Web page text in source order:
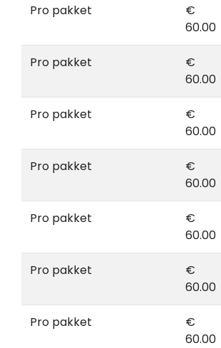
Pro pakket
€
60.00
Pro pakket
€
60.00
Pro pakket
€
60.00
Pro pakket
€
60.00
Pro pakket
€
60.00
Pro pakket
€
60.00
Pro pakket
€
60.00